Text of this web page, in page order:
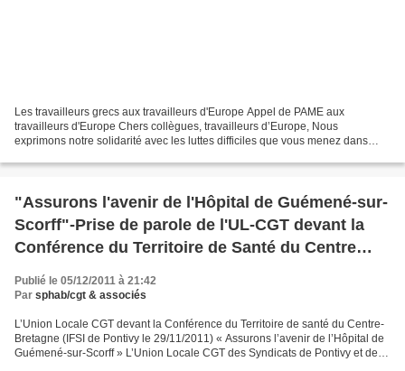
Les travailleurs grecs aux travailleurs d'Europe Appel de PAME aux
travailleurs d'Europe Chers collègues, travailleurs d’Europe, Nous
exprimons notre solidarité avec les luttes difficiles que vous menez dans
"Assurons l'avenir de l'Hôpital de Guémené-sur-
Scorff"-Prise de parole de l'UL-CGT devant la
Conférence du Territoire de Santé du Centre
Bretagne
Publié le 05/12/2011 à 21:42
Par sphab/cgt & associés
L’Union Locale CGT devant la Conférence du Territoire de santé du Centre-
Bretagne (IFSI de Pontivy le 29/11/2011) « Assurons l’avenir de l’Hôpital de
Guémené-sur-Scorff » L’Union Locale CGT des Syndicats de Pontivy et des